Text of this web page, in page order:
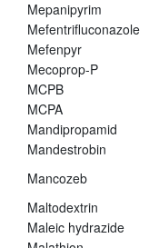
Mepanipyrim
Mefentrifluconazole
Mefenpyr
Mecoprop-P
MCPB
MCPA
Mandipropamid
Mandestrobin
Mancozeb
Maltodextrin
Maleic hydrazide